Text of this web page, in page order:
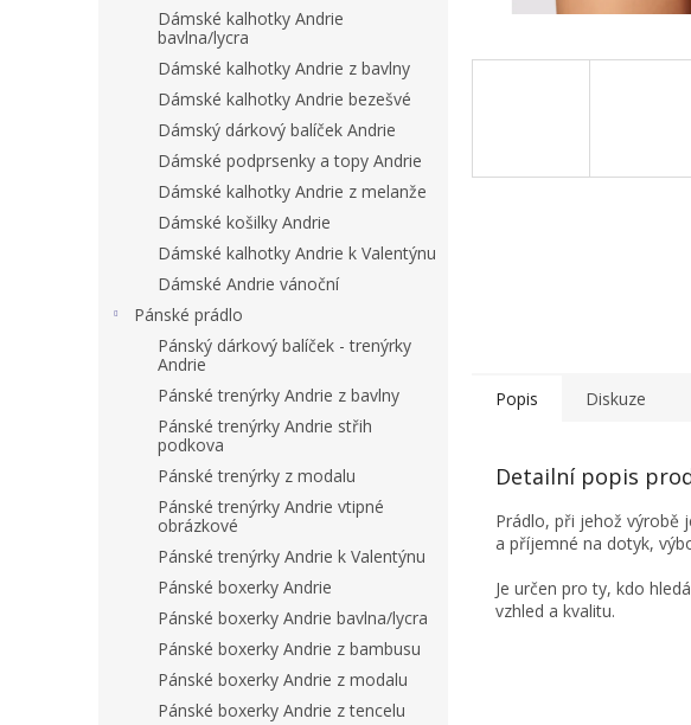
Dámské kalhotky Andrie
bavlna/lycra
Dámské kalhotky Andrie z bavlny
Dámské kalhotky Andrie bezešvé
Dámský dárkový balíček Andrie
Dámské podprsenky a topy Andrie
Dámské kalhotky Andrie z melanže
Dámské košilky Andrie
Dámské kalhotky Andrie k Valentýnu
Dámské Andrie vánoční
Pánské prádlo
Pánský dárkový balíček - trenýrky
Andrie
Pánské trenýrky Andrie z bavlny
Pánské trenýrky Andrie střih
podkova
Pánské trenýrky z modalu
Pánské trenýrky Andrie vtipné
obrázkové
Pánské trenýrky Andrie k Valentýnu
Pánské boxerky Andrie
Pánské boxerky Andrie bavlna/lycra
Pánské boxerky Andrie z bambusu
Pánské boxerky Andrie z modalu
Pánské boxerky Andrie z tencelu
Popis Diskuze
Detailní popis
Prádlo, při jehož výrobě
a příjemné na dotyk,
Je určen pro ty, kdo
vzhled a kvalitu.